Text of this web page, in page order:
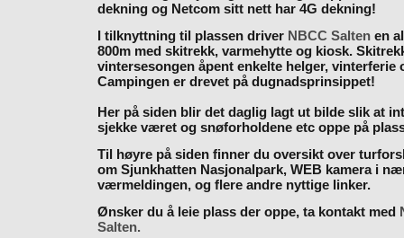
dekning og Netcom sitt nett har 4G dekning!
I tilknyttning til plassen driver NBCC Saltenen
800m med skitrekk, varmehytte og kiosk.
vintersesongen åpent enkelte helger, vinterferie
Campingen er drevet på dugnadsprinsippet!
Her på siden blir det daglig lagt ut bilde slik at
sjekke været og snøforholdene etc oppe på
Til høyre på siden finner du oversikt over
om Sjunkhatten Nasjonalpark, WEB kamera i
værmeldingen, og flere andre nyttige linker.
Ønsker du å leie plass der oppe, ta kontakt med
Salten.